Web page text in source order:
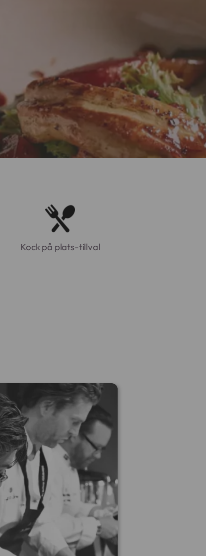
Kock på plats-tillval